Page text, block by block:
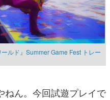
ルド』Summer Game Fest トレー
ねん。今回試遊プレイで